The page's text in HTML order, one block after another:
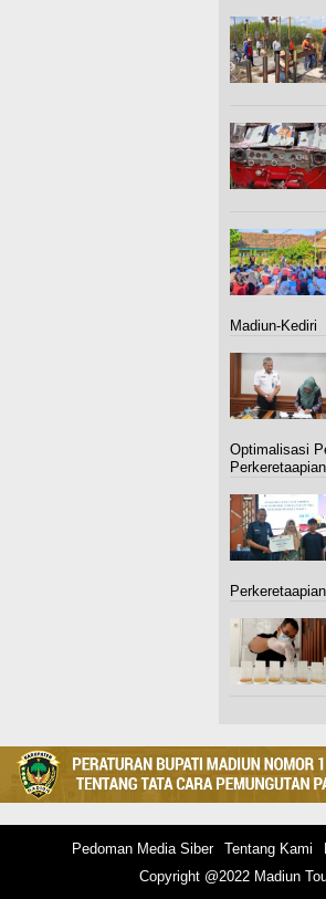
Madiun-Kediri
Optimalisasi
Perkeretaapian
Pedoman Media Siber Tentang Kami
Copyright @2022 Madiun